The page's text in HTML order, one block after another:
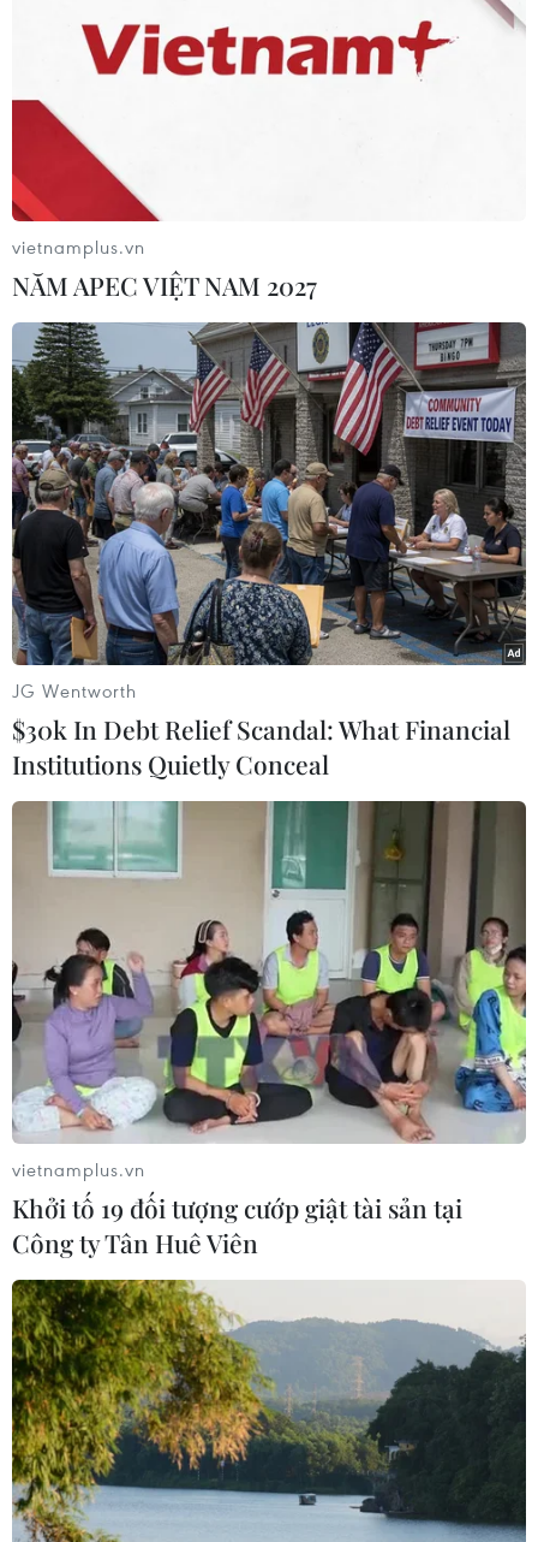
Nhân viên phường Long Biên hoàn tất việc chỉnh trang trụ sở,
sẵn sàng cho lễ công bố vận hành chính quyền 2 cấp. (Ảnh:
Phường Long Biên đang hoàn tất công đoạn cuối chỉnh trang trụ
sở, sẵn sàng cho lễ công bố vận hành chính quyền 2 cấp. (Ảnh:
Thành Phuơng/TTXVN)
Trụ sở phường Ngọc Hà, thành phố Hà Nội. (Ảnh: Lê
Đông/TTXVN)
Công nhân đơn vị thi công gắn biển trụ sở phường Ngọc Hà,
thành phố Hà Nội. (Ảnh: Lê Đông/TTXVN)
vietnamplus.vn
NĂM APEC VIỆT NAM 2027
JG Wentworth
$30k In Debt Relief Scandal: What Financial
Institutions Quietly Conceal
vietnamplus.vn
Khởi tố 19 đối tượng cướp giật tài sản tại
Công ty Tân Huê Viên